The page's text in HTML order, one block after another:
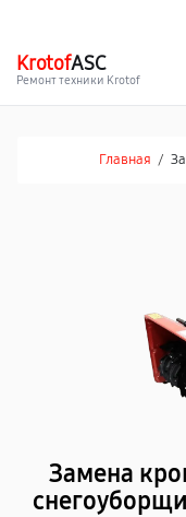
KrotofASC
Ремонт техники Krotof
Главная /
Замена